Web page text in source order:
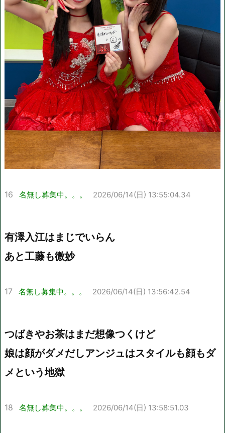
16 名無し募集中。。。 2026/06/14(日) 13:55:04.34
有澤入江はまじでいらん
あと工藤も微妙
17 名無し募集中。。。 2026/06/14(日) 13:56:42.54
つばきやお茶はまだ想像つくけど
娘は顔がダメだしアンジュはスタイルも顔もダ
メという地獄
18 名無し募集中。。。 2026/06/14(日) 13:58:51.03